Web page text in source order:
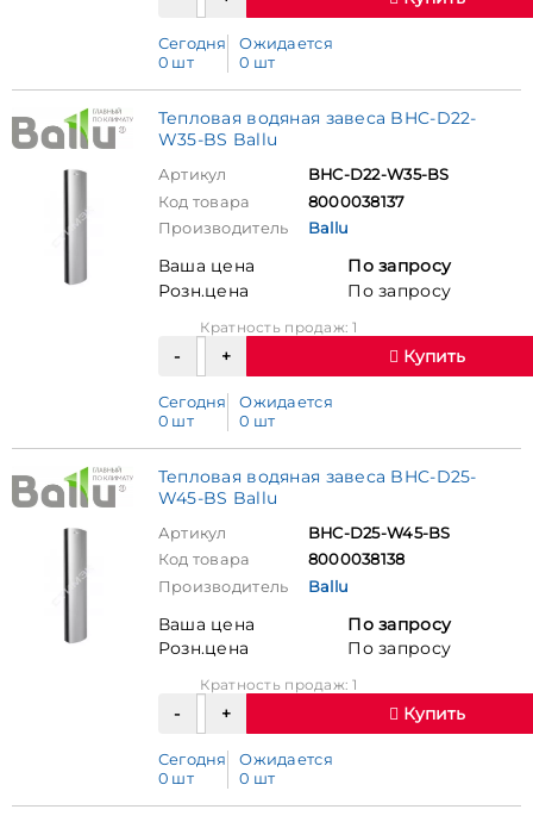
Сегодня
0 шт
Ожидается
0 шт
Тепловая водяная завеса BHC-D22-
W35-BS Ballu
Артикул
BHC-D22-W35-BS
Код товара
8000038137
Производитель
Ballu
Ваша цена
По запросу
Розн.цена
По запросу
Кратность продаж: 1
Купить
Сегодня
0 шт
Ожидается
0 шт
Тепловая водяная завеса BHC-D25-
W45-BS Ballu
Артикул
BHC-D25-W45-BS
Код товара
8000038138
Производитель
Ballu
Ваша цена
По запросу
Розн.цена
По запросу
Кратность продаж: 1
Купить
Сегодня
0 шт
Ожидается
0 шт